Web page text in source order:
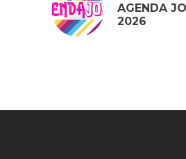
AGENDA
2026